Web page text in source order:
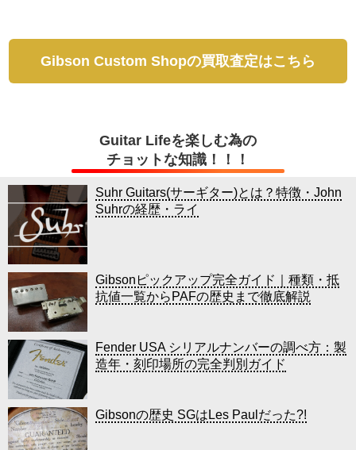
Gibson Custom Shopの買取査定はこちら
Guitar Lifeを楽しむ為の
チョットな知識！！！
Suhr Guitars(サーギター)とは？特徴・John
Suhrの経歴・ライ
Gibsonピックアップ完全ガイド｜種類・抵
抗値一覧からPAFの歴史まで徹底解説
Fender USA シリアルナンバーの調べ方：製
造年・刻印場所の完全判別ガイド
Gibsonの歴史 SGはLes Paulだった?!